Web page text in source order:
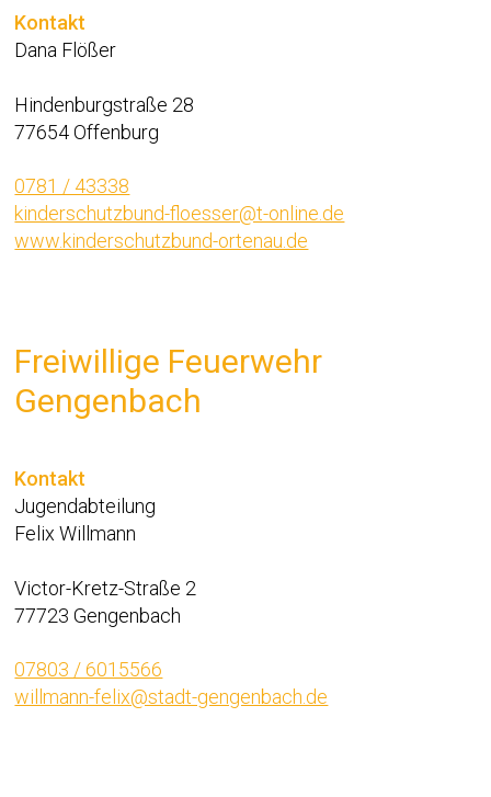
Kontakt
Dana Flößer
Hindenburgstraße 28
77654 Offenburg
0781 / 43338
kinderschutzbund-floesser@t-online.de
www.kinderschutzbund-ortenau.de
Freiwillige Feuerwehr
Gengenbach
Kontakt
Jugendabteilung
Felix Willmann
Victor-Kretz-Straße 2
77723 Gengenbach
07803 / 6015566
willmann-felix@stadt-gengenbach.de